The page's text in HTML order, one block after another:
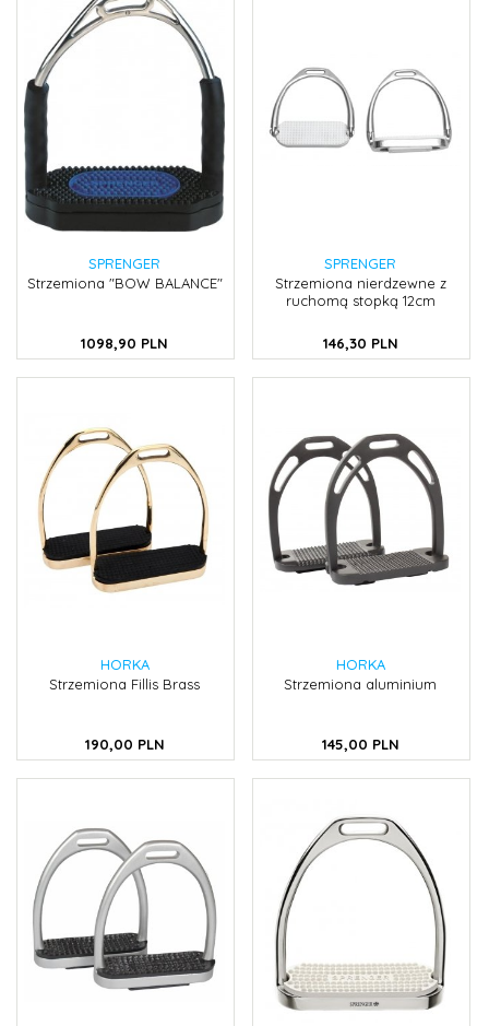
SPRENGER
Strzemiona "BOW BALANCE"
1098,90 PLN
SPRENGER
Strzemiona nierdzewne z
ruchomą stopką 12cm
146,30 PLN
HORKA
Strzemiona Fillis Brass
190,00 PLN
HORKA
Strzemiona aluminium
145,00 PLN